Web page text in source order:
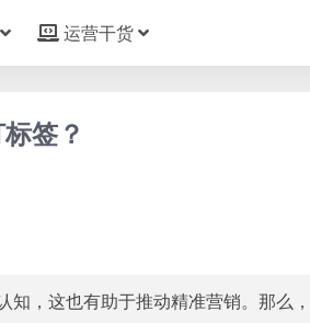
运营干货
签？
知，这也有助于推动精准营销。那么，